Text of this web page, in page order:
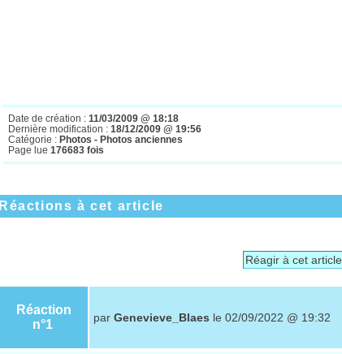
Date de création : 11/03/2009 @ 18:18
Dernière modification : 18/12/2009 @ 19:56
Catégorie : Photos - Photos anciennes
Page lue 176683 fois
Réactions à cet article
Réagir à cet article
Réaction
n°1
par Genevieve_Blaes le 02/09/2022 @ 19:32